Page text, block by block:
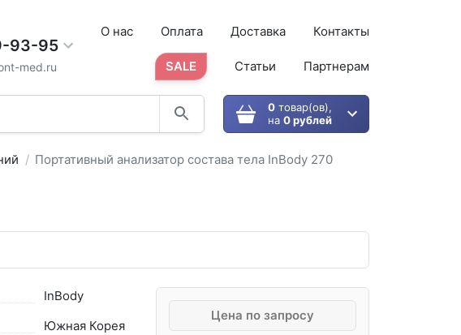
93-95
med.ru
О нас Оплата Доставка Контакты
SALE Статьи Партнерам
0товар(ов),
на 0 рублей
Портативный анализатор состава тела InBody 270
Цена по запросу
InBody
Южная Корея